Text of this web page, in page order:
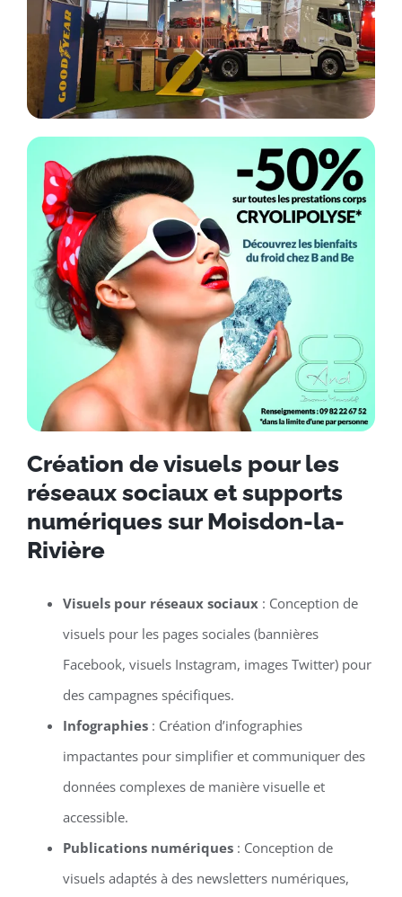
Création de visuels pour les
réseaux sociaux et supports
numériques sur Moisdon-la-
Rivière
Visuels pour réseaux sociaux: Conception de
visuels pour les pages sociales (bannières
Facebook, visuels Instagram, images Twitter) pour
des campagnes spécifiques.
Infographies: Création d’infographies
impactantes pour simplifier et communiquer des
données complexes de manière visuelle et
accessible.
Publications numériques: Conception de
visuels adaptés à des newsletters numériques,